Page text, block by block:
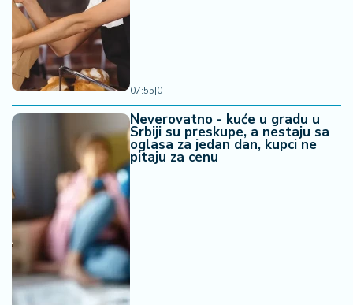
07:55|0
Neverovatno - kuće u gradu u
Srbiji su preskupe, a nestaju sa
oglasa za jedan dan, kupci ne
pitaju za cenu